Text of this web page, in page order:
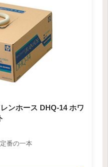
ンホース DHQ-14 ホワ
番の一本